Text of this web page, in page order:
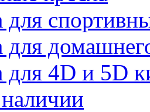
для
для
для 4D и 5D